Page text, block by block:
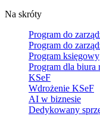
Na skróty
Program do
Program do
Program księgowy
Program dla biura
KSeF
Wdrożenie KSeF
AI w biznesie
Dedykowany